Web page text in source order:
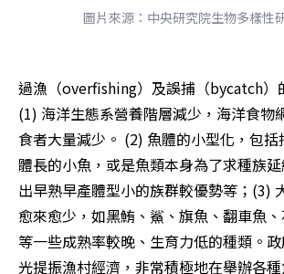
圖片來源：中央研究院生物多樣性
過漁（overfishing）及誤捕（bycatch）
(1) 海洋生態系營養階層減少，海洋食物
食者大量減少。 (2) 魚體的小型化，包
體長的小魚，或是魚類本身為了求種族
出早熟早產體型小的族群較優勢等；(3)
愈來愈少，如黑鮪、鯊、旗魚、翻車魚
等一些成熟率較晚、生育力低的種類。
光提振漁村經濟，非常積極地在舉辦各